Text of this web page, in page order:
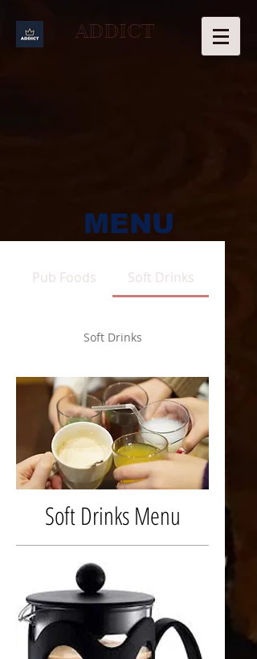
ADDICT
MENU
Pub Foods Soft Drinks
Soft Drinks
Soft Drinks Menu